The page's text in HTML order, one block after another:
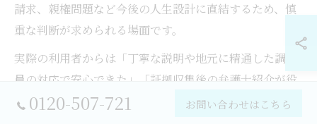
請求、親権問題など今後の人生設計に直結するため、慎
重な判断が求められる場面です。
実際の利用者からは「丁寧な説明や地元に精通した調査
員の対応で安心できた」「証拠収集後の弁護士紹介が役
立った」といった声が寄せられており、依頼者が求める
0120-507-721 お問い合わせはこちら